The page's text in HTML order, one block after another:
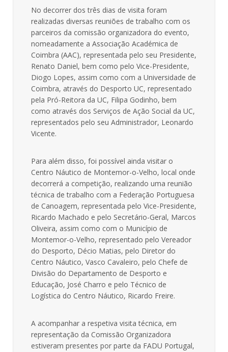
No decorrer dos três dias de visita foram
realizadas diversas reuniões de trabalho com os
parceiros da comissão organizadora do evento,
nomeadamente a Associação Académica de
Coimbra (AAC), representada pelo seu Presidente,
Renato Daniel, bem como pelo Vice-Presidente,
Diogo Lopes, assim como com a Universidade de
Coimbra, através do Desporto UC, representado
pela Pró-Reitora da UC, Filipa Godinho, bem
como através dos Serviços de Ação Social da UC,
representados pelo seu Administrador, Leonardo
Vicente.
Para além disso, foi possível ainda visitar o
Centro Náutico de Montemor-o-Velho, local onde
decorrerá a competição, realizando uma reunião
técnica de trabalho com a Federação Portuguesa
de Canoagem, representada pelo Vice-Presidente,
Ricardo Machado e pelo Secretário-Geral, Marcos
Oliveira, assim como com o Município de
Montemor-o-Velho, representado pelo Vereador
do Desporto, Décio Matias, pelo Diretor do
Centro Náutico, Vasco Cavaleiro, pelo Chefe de
Divisão do Departamento de Desporto e
Educação, José Charro e pelo Técnico de
Logística do Centro Náutico, Ricardo Freire.
A acompanhar a respetiva visita técnica, em
representação da Comissão Organizadora
estiveram presentes por parte da FADU Portugal,